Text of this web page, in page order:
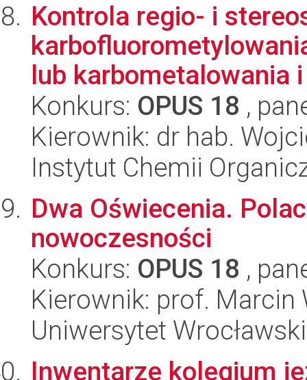
Kontrola regio- i
lub karbometalowania
Konkurs: OPUS 18 ,
Kierownik: dr hab.
Instytut Chemii
Dwa Oświecenia.
nowoczesności
Konkurs: OPUS 18 ,
Kierownik: prof. Marcin
Uniwersytet
Inwentarze kolegium